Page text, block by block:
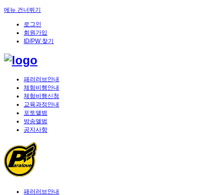
메뉴 건너뛰기
로그인
회원가입
ID/PW 찾기
패러러브안내
체험비행안내
체험비행신청
교육과정안내
포토앨범
방송앨범
공지사항
패러러브안내